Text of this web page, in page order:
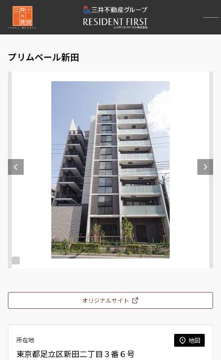
プリムベール新田
オリジナルサイト
所在地 地図
東京都足立区新田二丁目３番６号